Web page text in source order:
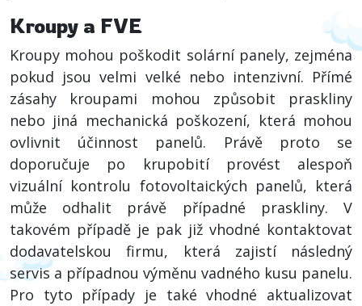
Kroupy a FVE
Kroupy mohou poškodit solární panely, zejména
pokud jsou velmi velké nebo intenzivní. Přímé
zásahy kroupami mohou způsobit praskliny
nebo jiná mechanická poškození, která mohou
ovlivnit účinnost panelů. Právě proto se
doporučuje po krupobití provést alespoň
vizuální kontrolu fotovoltaických panelů, která
může odhalit právě případné praskliny. V
takovém případě je pak již vhodné kontaktovat
dodavatelskou firmu, která zajistí následný
servis a případnou výměnu vadného kusu panelu.
Pro tyto případy je také vhodné aktualizovat